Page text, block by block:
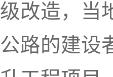
改造，当
路的建设